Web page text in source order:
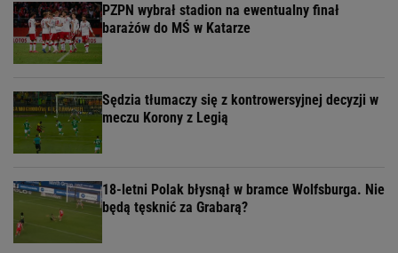
PZPN wybrał stadion na ewentualny finał
barażów do MŚ w Katarze
Sędzia tłumaczy się z kontrowersyjnej decyzji w
meczu Korony z Legią
18-letni Polak błysnął w bramce Wolfsburga. Nie
będą tęsknić za Grabarą?